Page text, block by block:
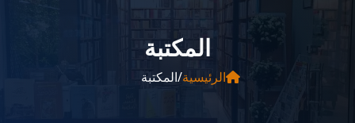
المكتبة
الرئيسية/المكتبة